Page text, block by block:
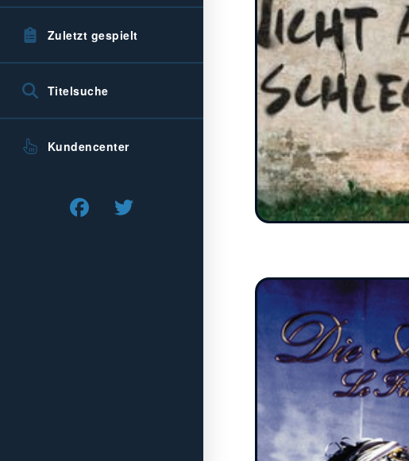
Zuletzt gespielt
Titelsuche
Kundencenter